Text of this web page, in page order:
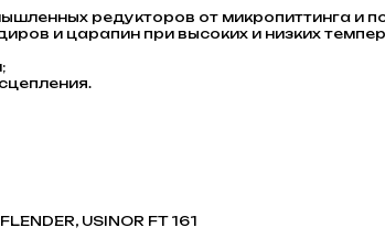
редукторов от микропиттинга и
и царапин при высоких и низких
USINOR FT 161